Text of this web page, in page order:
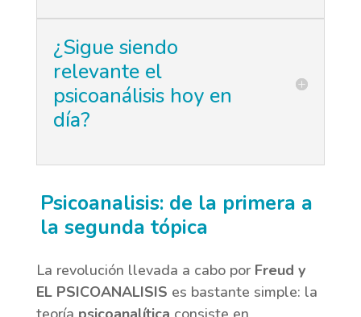
¿Sigue siendo
relevante el
psicoanálisis hoy en
día?
Psicoanalisis: de la primera a
la segunda tópica
La revolución llevada a cabo por Freud y
EL PSICOANALISIS es bastante simple: la